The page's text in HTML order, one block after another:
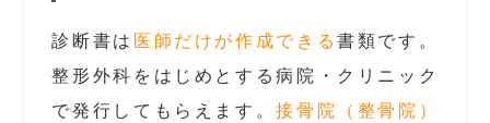
診断書は 医師だけが作成できる書類です。
整形外科をはじめとする病院・クリニック
で発行してもらえます。接骨院（整骨院）